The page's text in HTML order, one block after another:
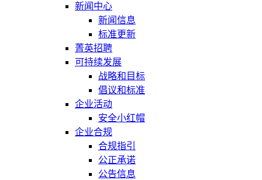
新闻中心
新闻信息
标准更新
菁英招聘
可持续发展
战略和目标
倡议和标准
企业活动
安全小红帽
企业合规
合规指引
公正承诺
公告信息